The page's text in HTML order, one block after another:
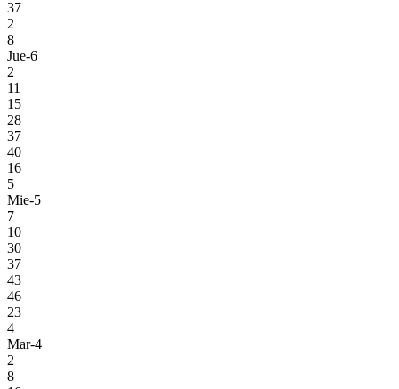
37
2
8
Jue-6
2
11
15
28
37
40
16
5
Mie-5
7
10
30
37
43
46
23
4
Mar-4
2
8